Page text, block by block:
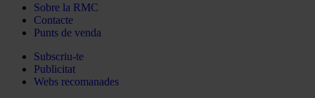
Sobre la RMC
Contacte
Punts de venda
Subscriu-te
Publicitat
Webs recomanades